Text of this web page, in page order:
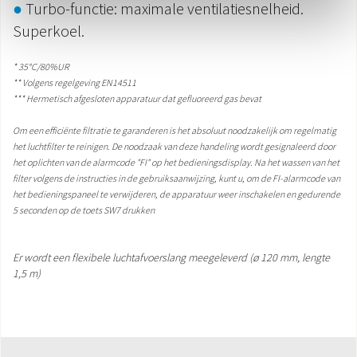
● Turbo-functie: maximale ventilatiesnelheid.
Superkoel.
* 35°C/80%UR
** Volgens regelgeving EN14511
*** Hermetisch afgesloten apparatuur dat gefluoreerd gas bevat
Om een efficiënte filtratie te garanderen is het absoluut noodzakelijk om regelmatig
het luchtfilter te reinigen. De noodzaak van deze handeling wordt gesignaleerd door
het oplichten van de alarmcode "FI" op het bedieningsdisplay. Na het wassen van het
filter volgens de instructies in de gebruiksaanwijzing, kunt u, om de FI-alarmcode van
het bedieningspaneel te verwijderen, de apparatuur weer inschakelen en gedurende
5 seconden op de toets SW7 drukken
Er wordt een flexibele luchtafvoerslang meegeleverd (ø 120 mm, lengte
1,5 m)